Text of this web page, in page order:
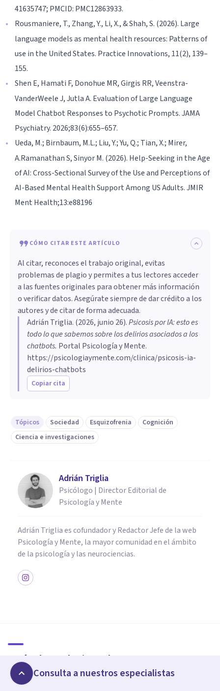
41635747; PMCID: PMC12863933.
Rousmaniere, T., Zhang, Y., Li, X., & Shah, S. (2026). Large
language models as mental health resources: Patterns of
use in the United States. Practice Innovations, 11(2), 139–
155.
Shen E, Hamati F, Donohue MR, Girgis RR, Veenstra-
VanderWeele J, Jutla A. Evaluation of Large Language
Model Chatbot Responses to Psychotic Prompts. JAMA
Psychiatry. 2026;83(6):655–657.
Ueda, M.; Birnbaum, M.L.; Liu, Y.; Yu, Q.; Tian, X.; Mirer,
A.Ramanathan S, Sinyor M. (2026). Help-Seeking in the Age
of AI: Cross-Sectional Survey of the Use and Perceptions of
AI-Based Mental Health Support Among US Adults. JMIR
Ment Health;13:e88196
CÓMO CITAR ESTE ARTÍCULO
Al citar, reconoces el trabajo original, evitas
problemas de plagio y permites a tus lectores acceder
a las fuentes originales para obtener más información
o verificar datos. Asegúrate siempre de dar crédito a los
autores y de citar de forma adecuada.
Adrián Triglia. (2026, junio 26).Psicosis por IA: esto es
todo lo que sabemos sobre los delirios asociados a los
chatbots. Portal Psicología y Mente.
https://psicologiaymente.com/clinica/psicosis-ia-
delirios-chatbots
Copiar cita
Tópicos Sociedad Esquizofrenia
Cognición
Ciencia e investigaciones
Adrián Triglia
Psicólogo | Director Editorial de
Psicología y Mente
Adrián Triglia es cofundador y Redactor Jefe de la web
Psicología y Mente, la mayor comunidad en el ámbito
de la psicología y las neurociencias.
Artículos relacionados
Pensamientos Suicidas
Nerea Moreno
Consulta a nuestros especialistas